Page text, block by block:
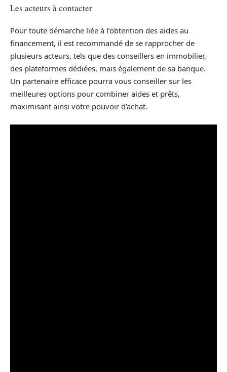
Les acteurs à contacter
Pour toute démarche liée à l’obtention des aides au
financement, il est recommandé de se rapprocher de
plusieurs acteurs, tels que des conseillers en immobilier,
des plateformes dédiées, mais également de sa banque.
Un partenaire efficace pourra vous conseiller sur les
meilleures options pour combiner aides et prêts,
maximisant ainsi votre pouvoir d’achat.